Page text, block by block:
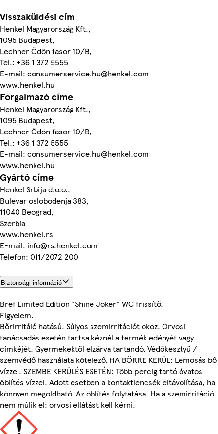
Visszaküldési cím
Henkel Magyarország Kft.,
1095 Budapest,
Lechner Ödön fasor 10/B,
Tel.: +36 1 372 5555
E-mail: consumerservice.hu@henkel.com
www.henkel.hu
Forgalmazó címe
Henkel Magyarország Kft.,
1095 Budapest,
Lechner Ödön fasor 10/B,
Tel.: +36 1 372 5555
E-mail: consumerservice.hu@henkel.com
www.henkel.hu
Gyártó címe
Henkel Srbija d.o.o.,
Bulevar oslobodenja 383,
11040 Beograd,
Szerbia
www.henkel.rs
E-mail: info@rs.henkel.com
Telefon: 011/2072 200
Biztonsági információ
Bref Limited Edition "Shine Joker" WC frissítő.
Figyelem.
Bőrirritáló hatású. Súlyos szemirritációt okoz. Orvosi
tanácsadás esetén tartsa kéznél a termék edényét vagy
címkéjét. Gyermekektől elzárva tartandó. Védőkesztyű /
szemvédő használata kötelező. HA BŐRRE KERÜL: Lemosás bő
vízzel. SZEMBE KERÜLÉS ESETÉN: Több percig tartó óvatos
öblítés vízzel. Adott esetben a kontaktlencsék eltávolítása, ha
könnyen megoldható. Az öblítés folytatása. Ha a szemirritáció
nem múlik el: orvosi ellátást kell kérni.